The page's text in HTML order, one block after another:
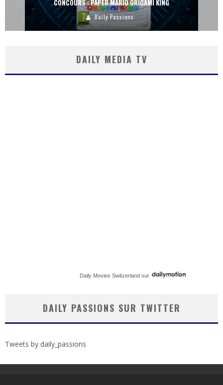
CONCOURS : PAPER MARIO ORIGAMI KING
Daily Passions
DAILY MEDIA TV
Daily Movies Switzerland sur
DAILY PASSIONS SUR TWITTER
Tweets by daily_passions